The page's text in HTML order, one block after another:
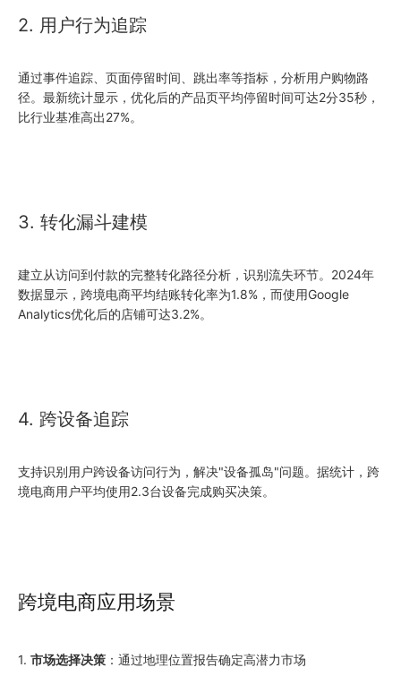
2. 用户行为追踪
通过事件追踪、页面停留时间、跳出率等指标，分析用户购物路
径。最新统计显示，优化后的产品页平均停留时间可达2分35秒，
比行业基准高出27%。
3. 转化漏斗建模
建立从访问到付款的完整转化路径分析，识别流失环节。2024年
数据显示，跨境电商平均结账转化率为1.8%，而使用Google
Analytics优化后的店铺可达3.2%。
4. 跨设备追踪
支持识别用户跨设备访问行为，解决"设备孤岛"问题。据统计，跨
境电商用户平均使用2.3台设备完成购买决策。
跨境电商应用场景
1. 市场选择决策 ：通过地理位置报告确定高潜力市场